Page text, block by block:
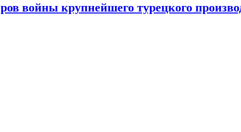
войны крупнейшего турецкого